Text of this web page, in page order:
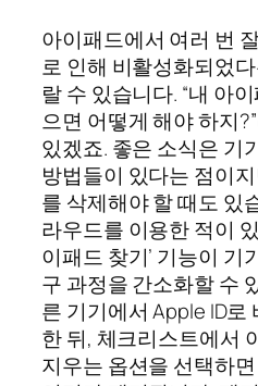
아이패드에서 여러 번
로 인해 비활성화되었
랄 수 있습니다. “내 아
으면 어떻게 해야 하지
있겠죠. 좋은 소식은 기
방법들이 있다는 점이
를 삭제해야 할 때도 있
라우드를 이용한 적이
이패드 찾기’ 기능이 기
구 과정을 간소화할 수
른 기기에서 Apple ID로
한 뒤, 체크리스트에서
지우는 옵션을 선택하